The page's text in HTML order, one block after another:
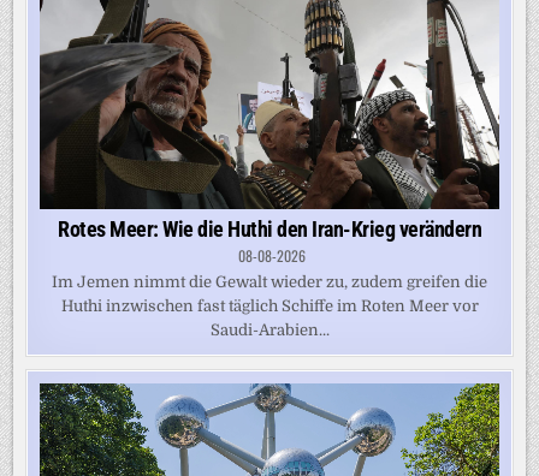
Rotes Meer: Wie die Huthi den Iran-Krieg verändern
08-08-2026
Im Jemen nimmt die Gewalt wieder zu, zudem greifen die
Huthi inzwischen fast täglich Schiffe im Roten Meer vor
Saudi-Arabien...